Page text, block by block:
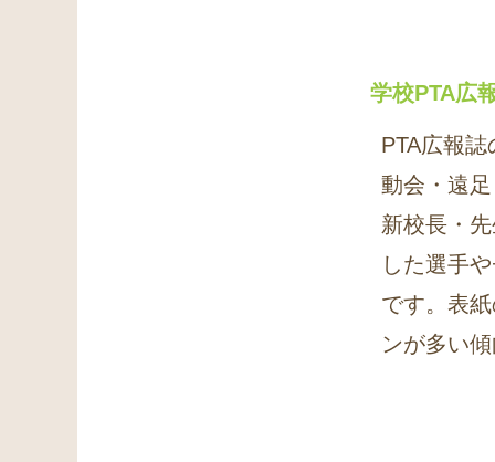
学校PTA広
PTA広報
動会・遠
新校長・
した選手
です。表
ンが多い